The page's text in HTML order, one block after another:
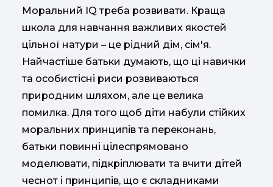
Моральний IQ треба розвивати. Краща
школа для навчання важливих якостей
цільної натури – це рідний дім, сім'я.
Найчастіше батьки думають, що ці навички
та особистісні риси розвиваються
природним шляхом, але це велика
помилка. Для того щоб діти набули стійких
моральних принципів та переконань,
батьки повинні цілеспрямовано
моделювати, підкріплювати та вчити дітей
чеснот і принципів, що є складниками